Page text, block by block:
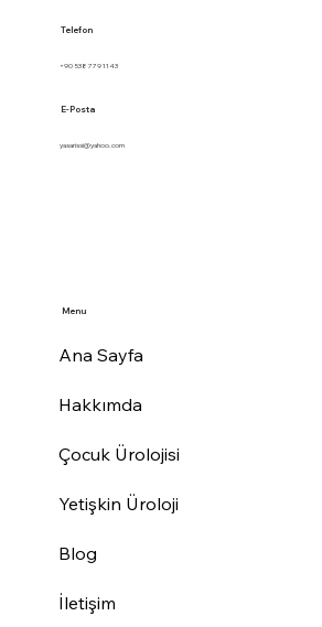
Telefon
+90 538 779 1143
E-Posta
yasarissi@yahoo.com
Menu
Ana Sayfa
Hakkımda
Çocuk Ürolojisi
Yetişkin Üroloji
Blog
İletişim